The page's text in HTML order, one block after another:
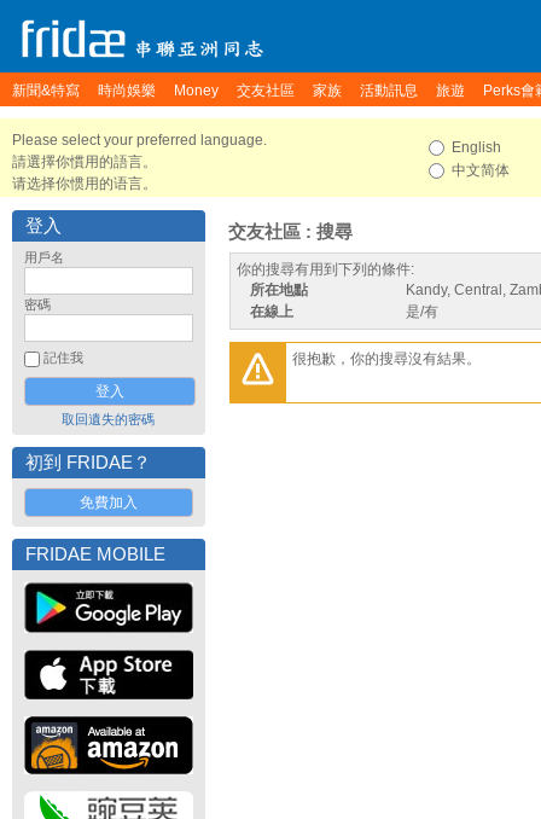
新聞&特寫 時尚娛樂 Money 交友社區 家族 活動訊息 旅遊 Perks會
Please select your preferred language.
請選擇你慣用的語言。
请选择你惯用的语言。
English
中文简体
登入
用戶名
密碼
記住我
取回遺失的密碼
初到 FRIDAE？
免費加入
FRIDAE MOBILE
交友社區 : 搜尋
你的搜尋有用到下列的條件:
所在地點
Kandy, Central,
在線上
是/有
很抱歉，你的搜尋沒有結果。